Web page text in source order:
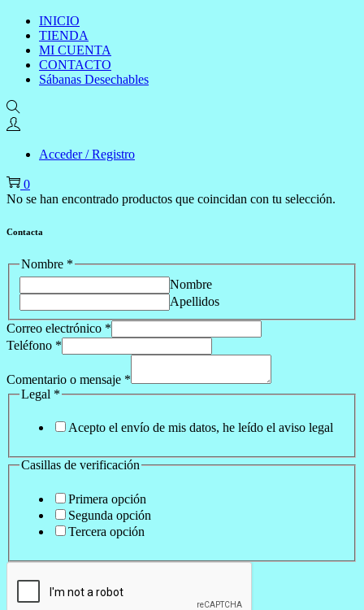
INICIO
TIENDA
MI CUENTA
CONTACTO
Sábanas Desechables
Acceder / Registro
0
No se han encontrado productos que coincidan con tu selección.
Contacta
Nombre *
Nombre
Apellidos
Correo electrónico *
Teléfono *
Comentario o mensaje *
Legal *
Acepto el envío de mis datos, he leído el aviso legal
Casillas de verificación
Primera opción
Segunda opción
Tercera opción